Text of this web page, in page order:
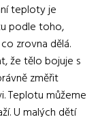
teploty je
podle toho,
zrovna dělá.
že tělo bojuje s
změřit
Teplotu můžeme
U malých dětí